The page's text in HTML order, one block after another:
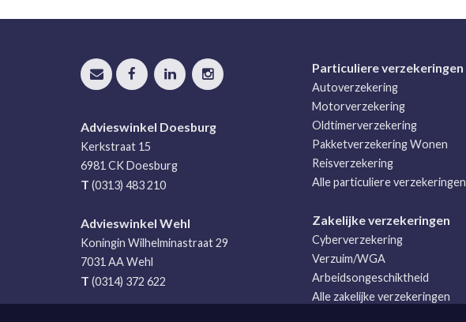
Advieswinkel Doesburg
Kerkstraat 15
6981 CKDoesburg
T (0313) 483 210
Advieswinkel Wehl
Koningin Wilhelminastraat 29
7031 AAWehl
T (0314) 372 622
Particuliere verzekeringen
Autoverzekering
Motorverzekering
Oldtimerverzekering
Pakketverzekering Wonen
Reisverzekering
Alle particuliere verzekeringen
Zakelijke verzekeringen
Cyberverzekering
Verzuim/WGA
Arbeidsongeschiktheid
Alle zakelijke verzekeringen